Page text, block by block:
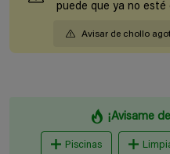
puede que ya no esté
Avisar de chollo
¡Avisame
Piscinas